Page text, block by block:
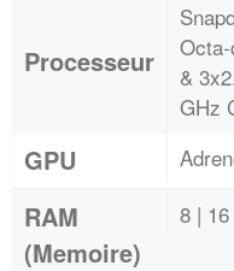
Processeur
&
GHz
GPU
RAM
(Memoire)
8 |